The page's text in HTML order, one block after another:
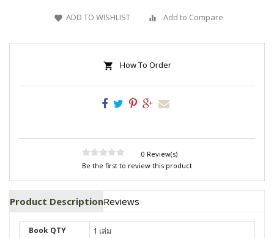
ADD TO WISHLIST Add to Compare
How To Order
0 Review(s)
Be the first to review this product
Product DescriptionReviews
Book QTY 1 เล่ม